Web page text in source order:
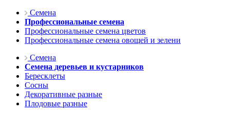
Семена
Профессиональные семена
Профессиональные семена цветов
Профессиональные семена овощей и зелени
Семена
Семена деревьев и кустарников
Бересклеты
Сосны
Декоративные разные
Плодовые разные